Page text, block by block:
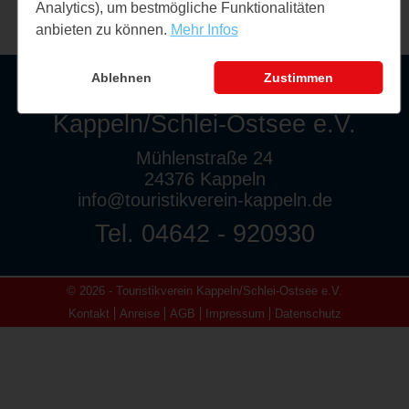
Touristikverein
Kappeln/Schlei-Ostsee e.V.
Mühlenstraße 24
24376 Kappeln
info@touristikverein-kappeln.de
Tel. 04642 - 920930
© 2026 - Touristikverein Kappeln/Schlei-Ostsee e.V.
Kontakt
Anreise AGB Impressum Datenschutz
Analytics), um bestmögliche Funktionalitäten
anbieten zu können. Mehr Infos
Ablehnen Zustimmen